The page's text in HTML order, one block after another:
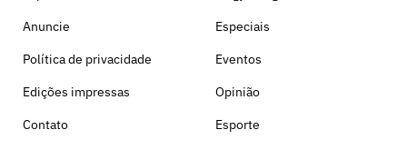
Anuncie
Política de privacidade
Edições impressas
Contato
Especiais
Eventos
Opinião
Esporte